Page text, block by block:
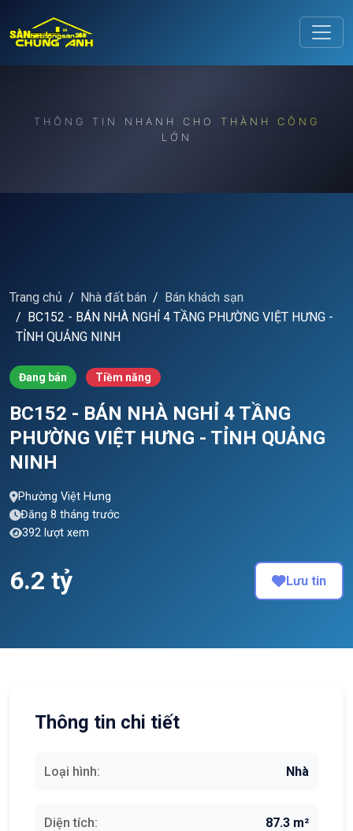
THÔNG TIN NHANH CHO THÀNH CÔNG
LỚN
Trang chủ Nhà đất bán
Bán khách sạn
BC152 - BÁN NHÀ NGHỈ 4 TẦNG PHƯỜNG VIỆT HƯNG -
TỈNH QUẢNG NINH
Đang bán Tiềm năng
BC152 - BÁN NHÀ NGHỈ 4 TẦNG
PHƯỜNG VIỆT HƯNG - TỈNH QUẢNG
NINH
Phường Việt Hưng
Đăng 8 tháng trước
392 lượt xem
6.2 tỷ Lưu tin
Thông tin chi tiết
Loại hình: Nhà
Diện tích: 87.3 m²